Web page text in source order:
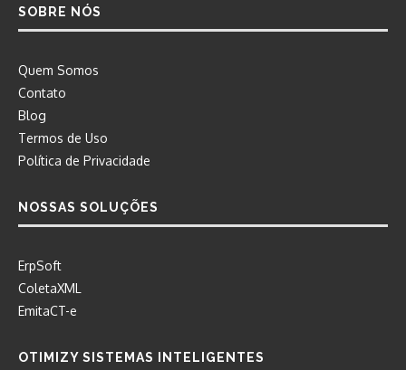
SOBRE NÓS
Quem Somos
Contato
Blog
Termos de Uso
Política de Privacidade
NOSSAS SOLUÇÕES
ErpSoft
ColetaXML
EmitaCT-e
OTIMIZY SISTEMAS INTELIGENTES